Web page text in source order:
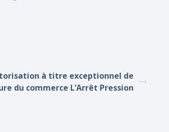
à titre exceptionnel de
du commerce L’Arrêt Pression